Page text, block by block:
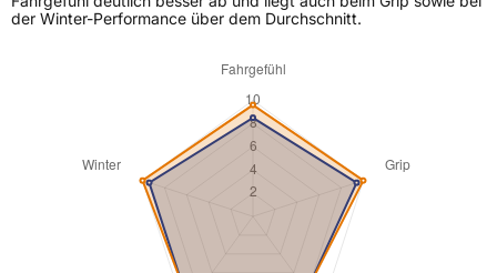
der Winter-Performance über dem Durchschnitt.